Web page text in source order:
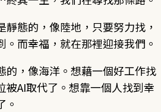
靜態的，像陸地，只要努力找，
。而幸福，就在那裡迎接我們。
的，像海洋。想藉一個好工作找
被AI取代了。想靠一個人找到幸
。